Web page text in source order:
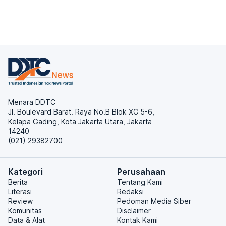
Menara DDTC
Jl. Boulevard Barat. Raya No.B Blok XC 5-6,
Kelapa Gading, Kota Jakarta Utara, Jakarta
14240
(021) 29382700
Kategori
Berita
Literasi
Review
Komunitas
Data & Alat
Perusahaan
Tentang Kami
Redaksi
Pedoman Media Siber
Disclaimer
Kontak Kami